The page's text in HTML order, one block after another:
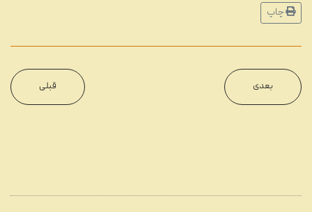
چاپ
قبلی بعدی
11 مروری بر دستگاه‌های مختلف